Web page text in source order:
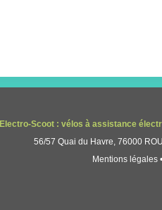
Electro-Scoot : vélos à assistance
56/57 Quai du Havre, 76000
Mentions légales